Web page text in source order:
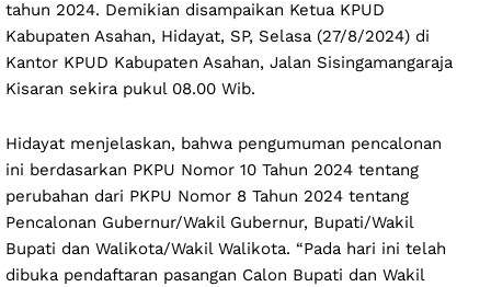
tahun 2024. Demikian disampaikan Ketua KPUD
Kabupaten Asahan, Hidayat, SP, Selasa (27/8/2024) di
Kantor KPUD Kabupaten Asahan, Jalan Sisingamangaraja
Kisaran sekira pukul 08.00 Wib.
Hidayat menjelaskan, bahwa pengumuman pencalonan
ini berdasarkan PKPU Nomor 10 Tahun 2024 tentang
perubahan dari PKPU Nomor 8 Tahun 2024 tentang
Pencalonan Gubernur/Wakil Gubernur, Bupati/Wakil
Bupati dan Walikota/Wakil Walikota. “Pada hari ini telah
dibuka pendaftaran pasangan Calon Bupati dan Wakil